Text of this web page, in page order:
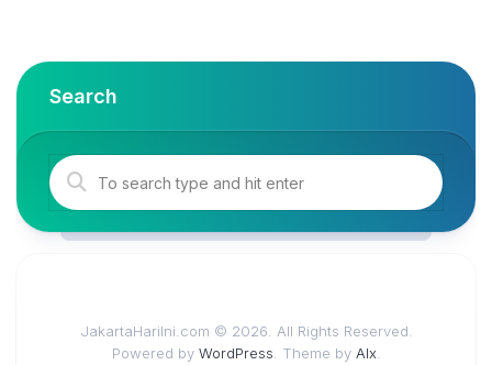
Search
JakartaHariIni.com © 2026. All Rights Reserved.
Powered by WordPress . Theme by Alx